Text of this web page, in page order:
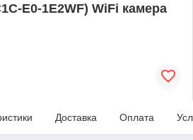
E0-1E2WF) WiFi камера
Доставка Оплата